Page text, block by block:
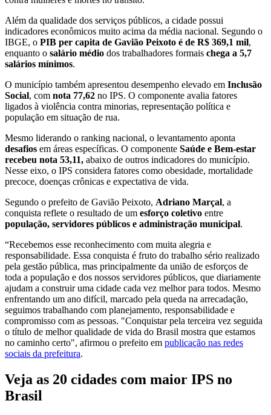
Além da qualidade dos serviços públicos, a cidade possui
indicadores econômicos muito acima da média nacional. Segundo o
IBGE, o PIB per capita de Gavião Peixoto é de R$ 369,1 mil,
enquanto o salário médio dos trabalhadores formais chega a 5,7
salários mínimos.
O município também apresentou desempenho elevado em Inclusão
Social, com nota 77,62 no IPS. O componente avalia fatores
ligados à violência contra minorias, representação política e
população em situação de rua.
Mesmo liderando o ranking nacional, o levantamento aponta
desafios em áreas específicas. O componente Saúde e Bem-estar
recebeu nota 53,11, abaixo de outros indicadores do município.
Nesse eixo, o IPS considera fatores como obesidade, mortalidade
precoce, doenças crônicas e expectativa de vida.
Segundo o prefeito de Gavião Peixoto, Adriano Marçal, a
conquista reflete o resultado de um esforço coletivo entre
população, servidores públicos e administração municipal.
“Recebemos esse reconhecimento com muita alegria e
responsabilidade. Essa conquista é fruto do trabalho sério realizado
pela gestão pública, mas principalmente da união de esforços de
toda a população e dos nossos servidores públicos, que diariamente
ajudam a construir uma cidade cada vez melhor para todos. Mesmo
enfrentando um ano difícil, marcado pela queda na arrecadação,
seguimos trabalhando com planejamento, responsabilidade e
compromisso com as pessoas. "Conquistar pela terceira vez seguida
o título de melhor qualidade de vida do Brasil mostra que estamos
no caminho certo", afirmou o prefeito em publicação nas redes
sociais da prefeitura.
Veja as 20 cidades com maior IPS no
Brasil